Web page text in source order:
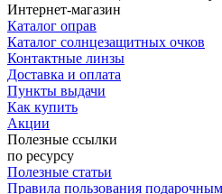
Интернет-магазин
Каталог оправ
Каталог солнцезащитных очков
Контактные линзы
Доставка и оплата
Пункты выдачи
Как купить
Акции
Полезные ссылки
по ресурсу
Полезные статьи
Правила пользования